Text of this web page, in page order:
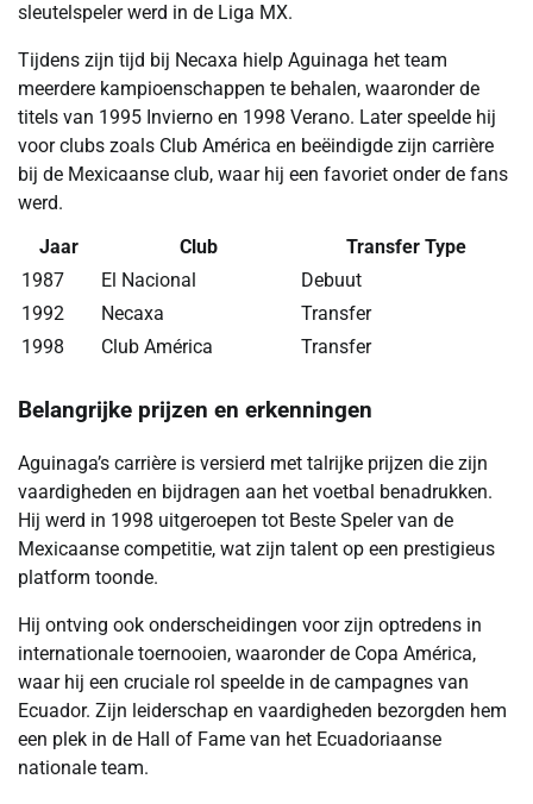
sleutelspeler werd in de Liga MX.
Tijdens zijn tijd bij Necaxa hielp Aguinaga het team
meerdere kampioenschappen te behalen, waaronder de
titels van 1995 Invierno en 1998 Verano. Later speelde hij
voor clubs zoals Club América en beëindigde zijn carrière
bij de Mexicaanse club, waar hij een favoriet onder de fans
werd.
Jaar
Club
Transfer Type
1987
El Nacional
Debuut
1992
Necaxa
Transfer
1998
Club América Transfer
Belangrijke prijzen en erkenningen
Aguinaga’s carrière is versierd met talrijke prijzen die zijn
vaardigheden en bijdragen aan het voetbal benadrukken.
Hij werd in 1998 uitgeroepen tot Beste Speler van de
Mexicaanse competitie, wat zijn talent op een prestigieus
platform toonde.
Hij ontving ook onderscheidingen voor zijn optredens in
internationale toernooien, waaronder de Copa América,
waar hij een cruciale rol speelde in de campagnes van
Ecuador. Zijn leiderschap en vaardigheden bezorgden hem
een plek in de Hall of Fame van het Ecuadoriaanse
nationale team.